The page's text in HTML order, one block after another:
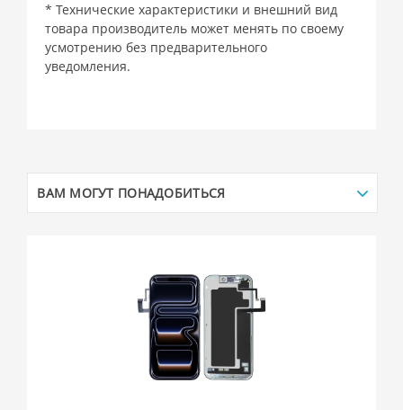
* Технические характеристики и внешний вид
товара производитель может менять по своему
усмотрению без предварительного
уведомления.
ВАМ МОГУТ ПОНАДОБИТЬСЯ